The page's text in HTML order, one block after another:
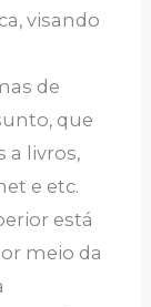
visando
de
que
a livros,
e etc.
está
meio da